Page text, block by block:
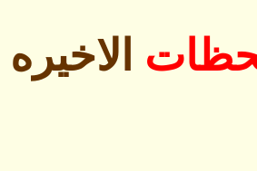
الاخيره